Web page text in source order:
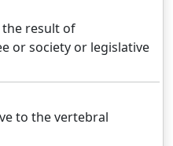
result of
or society or legislative
to the vertebral